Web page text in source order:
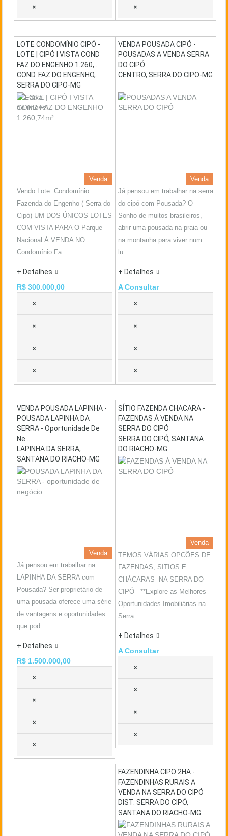
× ×
LOTE CONDOMÍNIO CIPÓ -
LOTE | CIPÓ I VISTA COND
FAZ DO ENGENHO 1.260,...
COND. FAZ DO ENGENHO,
SERRA DO CIPO-MG
Venda
Vendo Lote Condomínio
Fazenda do Engenho ( Serra do
Cipó) UM DOS ÚNICOS LOTES
COM VISTA PARA O Parque
Nacional À VENDA NO
Condomínio Fa...
+ Detalhes
R$ 300.000,00
×
×
×
×
VENDA POUSADA CIPÓ -
POUSADAS A VENDA SERRA
DO CIPÓ
CENTRO, SERRA DO CIPO-MG
Venda
Já pensou em trabalhar na serra
do cipó com Pousada? O
Sonho de muitos brasileiros,
abrir uma pousada na praia ou
na montanha para viver num
lu...
+ Detalhes
A Consultar
×
×
×
×
VENDA POUSADA LAPINHA -
POUSADA LAPINHA DA
SERRA - Oportunidade De
Ne...
LAPINHA DA SERRA,
SANTANA DO RIACHO-MG
Venda
Já pensou em trabalhar na
LAPINHA DA SERRA com
Pousada? Ser proprietário de
uma pousada oferece uma série
de vantagens e oportunidades
que pod...
+ Detalhes
R$ 1.500.000,00
×
×
×
×
SÍTIO FAZENDA CHACARA -
FAZENDAS Á VENDA NA
SERRA DO CIPÓ
SERRA DO CIPÓ, SANTANA
DO RIACHO-MG
Venda
TEMOS VÁRIAS OPCÕES DE
FAZENDAS, SITIOS E
CHÁCARAS NA SERRA DO
CIPÓ **Explore as Melhores
Oportunidades Imobiliárias na
Serra ...
+ Detalhes
A Consultar
×
×
×
×
FAZENDINHA CIPO 2HA -
FAZENDINHAS RURAIS A
VENDA NA SERRA DO CIPÓ
DIST. SERRA DO CIPÓ,
SANTANA DO RIACHO-MG